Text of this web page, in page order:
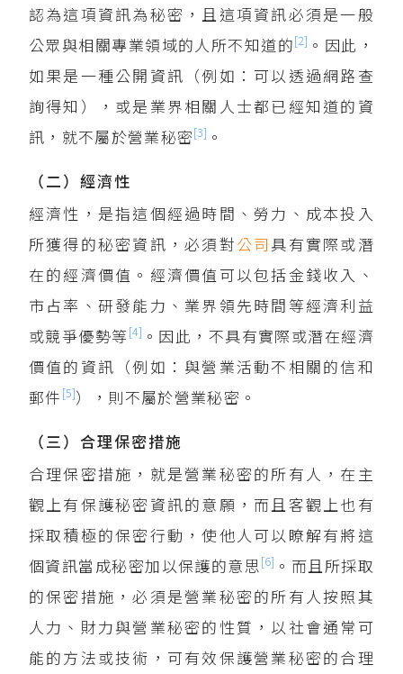
認為這項資訊為秘密，且這項資訊必須是一般
公眾與相關專業領域的人所不知道的[2] 。因此，
如果是一種公開資訊（例如：可以透過網路查
詢得知），或是業界相關人士都已經知道的資
訊，就不屬於營業秘密[3] 。
（二）經濟性
經濟性，是指這個經過時間、勞力、成本投入
所獲得的秘密資訊，必須對公司 具有實際或潛
在的經濟價值。經濟價值可以包括金錢收入、
市占率、研發能力、業界領先時間等經濟利益
或競爭優勢等[4] 。因此，不具有實際或潛在經濟
價值的資訊（例如：與營業活動不相關的信和
郵件 [5]），則不屬於營業秘密。
（三）合理保密措施
合理保密措施，就是營業秘密的所有人，在主
觀上有保護秘密資訊的意願，而且客觀上也有
採取積極的保密行動，使他人可以瞭解有將這
個資訊當成秘密加以保護的意思 [6] 。而且所採取
的保密措施，必須是營業秘密的所有人按照其
人力、財力與營業秘密的性質，以社會通常可
能的方法或技術，可有效保護營業秘密的合理